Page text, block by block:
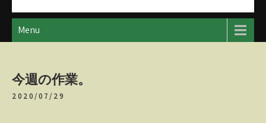
アザースガレージ
【神奈川・厚木・愛川】カーメンテナンス
Menu
今週の作業。
2020/07/29